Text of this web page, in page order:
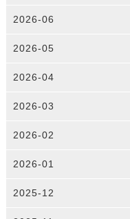
2026-06
2026-05
2026-04
2026-03
2026-02
2026-01
2025-12